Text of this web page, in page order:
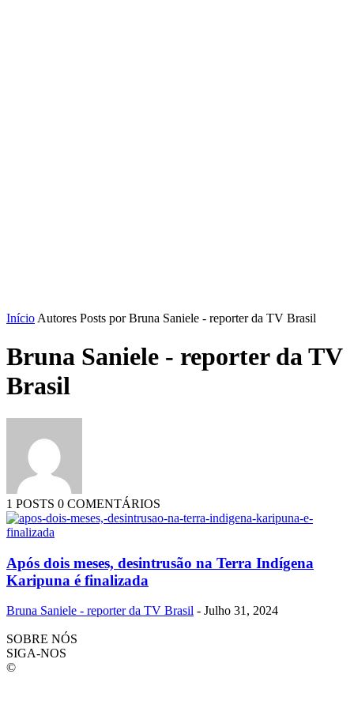
Início Autores Posts por Bruna Saniele - reporter da TV Brasil
Bruna Saniele - reporter da TV
Brasil
1 POSTS 0 COMENTÁRIOS
Após dois meses, desintrusão na Terra Indígena
Karipuna é finalizada
Bruna Saniele - reporter da TV Brasil - Julho 31, 2024
SOBRE NÓS
SIGA-NOS
©